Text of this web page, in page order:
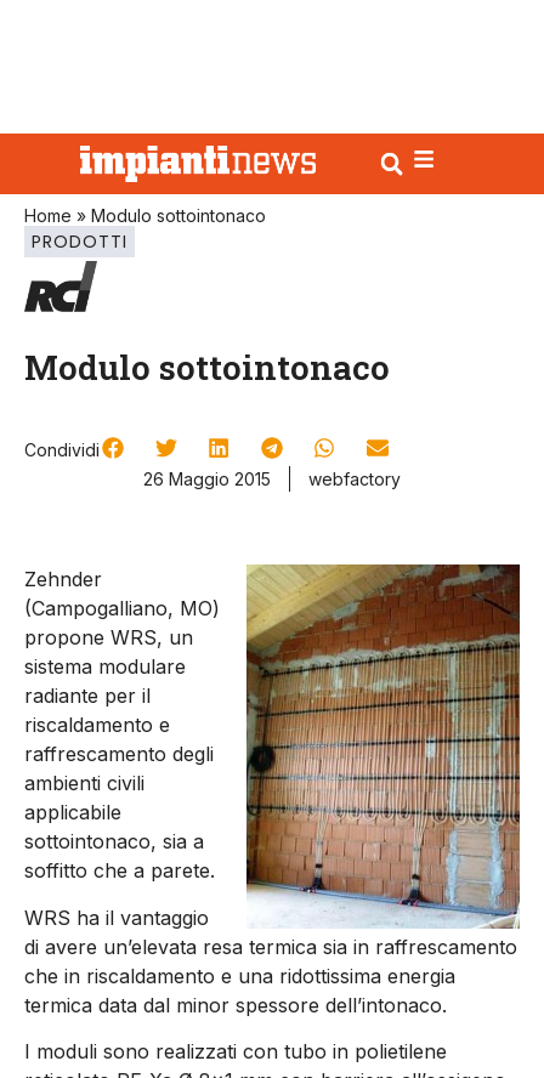
Home » Modulo sottointonaco
PRODOTTI
Modulo sottointonaco
Condividi
26 Maggio 2015
webfactory
Zehnder
(Campogalliano, MO)
propone WRS, un
sistema modulare
radiante per il
riscaldamento e
raffrescamento degli
ambienti civili
applicabile
sottointonaco, sia a
soffitto che a parete.
WRS ha il vantaggio
di avere un’elevata resa termica sia in raffrescamento
che in riscaldamento e una ridottissima energia
termica data dal minor spessore dell’intonaco.
I moduli sono realizzati con tubo in polietilene